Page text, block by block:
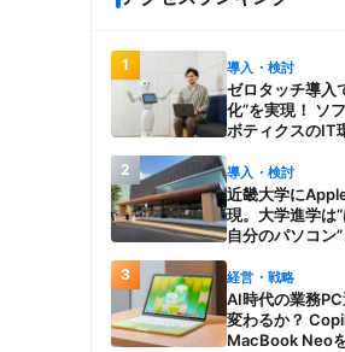
1 導入・検討
ゼロタッチ導入
化”を実現！ ソ
ボティクスのIT
2 導入・検討
近畿大学に
現。大学進学は
自分のパソコン
楽しさを、夏の
ンパスでアピー
3 経営・戦略
AI時代の業務PC
変わるか？
MacBook Neo